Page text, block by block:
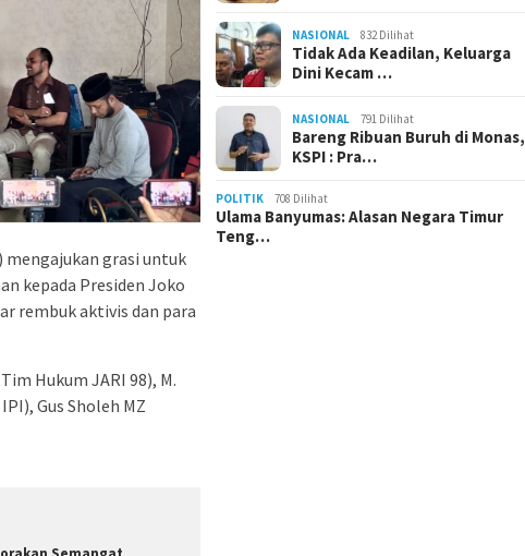
mengajukan grasi untuk
kepada Presiden Joko
rembuk aktivis dan para
Hukum JARI 98), M.
Gus Sholeh MZ
NASIONAL 832 Dilihat
Tidak Ada Keadilan, Keluarga
Dini Kecam …
NASIONAL 791 Dilihat
Bareng Ribuan Buruh di Monas,
KSPI : Pra…
POLITIK 708 Dilihat
Ulama Banyumas: Alasan Negara Timur
Teng…